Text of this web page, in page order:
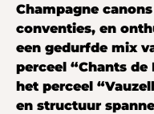
Champagne
conventies, en
een gedurfde mix
perceel “Chants
het perceel
en structuur